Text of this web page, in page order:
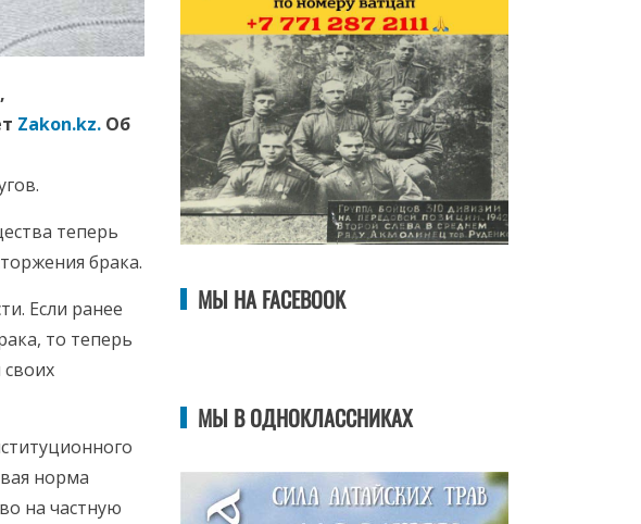
Zakon.kz. Об
теперь
брака.
Если ранее
то теперь
норма
на частную
МЫ НА FACEBOOK
МЫ В ОДНОКЛАССНИКАХ